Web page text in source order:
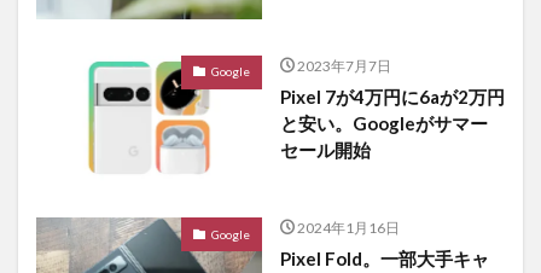
Google 2023年7月7日
Pixel 7が4万円に6aが2万円
と安い。Googleがサマー
セール開始
Google 2024年1月16日
Pixel Fold。一部大手キャ